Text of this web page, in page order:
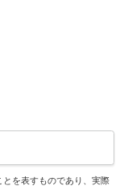
を表すものであり、実際